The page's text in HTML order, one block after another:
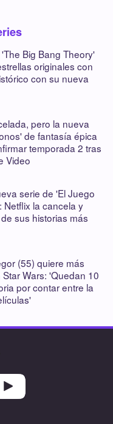
Big Bang Theory'
originales con
con su nueva
pero la nueva
de fantasía épica
temporada 2 tras
Video
serie de 'El Juego
Netflix la cancela y
sus historias más
(55) quiere más
Wars: 'Quedan 10
por contar entre la